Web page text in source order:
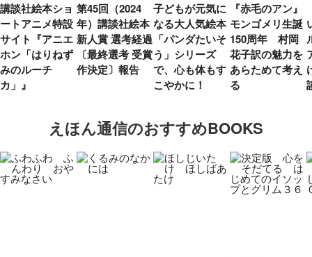
講談社絵本ショ
ートアニメ特設
サイト『アニエ
ホン「はりねず
みのルーチ
カ」』
第45回（2024
年）講談社絵本
新人賞 選考経過
〔最終選考 受賞
作決定〕報告
子どもが元気に
なる大人気絵本
「パンダたいそ
う」シリーズ
で、心も体もす
こやかに！
『赤毛のアン』
モンゴメリ生誕
150周年 村岡
花子訳の魅力を
あらためて考え
る
えほん通信のおすすめBOOKS